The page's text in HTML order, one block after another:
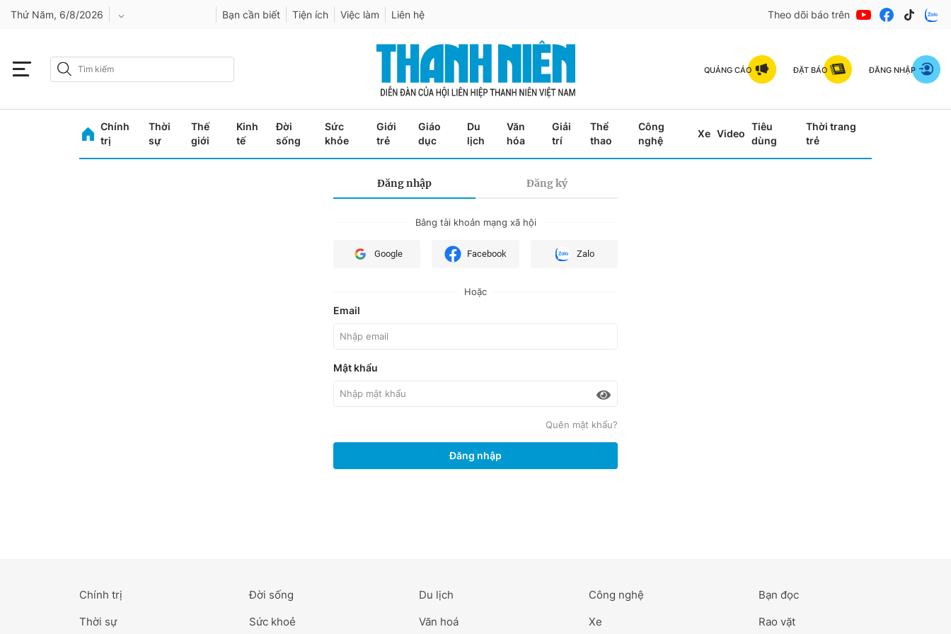
Thứ Năm, 6/8/2026
Bình Phước
Bạn cần biết Tiện ích Việc làm Liên hệ Theo dõi báo trên
QUẢNG CÁO ĐẶT BÁO ĐĂNG NHẬP
Chính
trị
Thời
sự
Thế
giới
Kinh
tế
Đời
sống
Sức
khỏe
Giới
trẻ
Giáo
dục
Du
lịch
Văn
hóa
Giải
trí
Thể
thao
Công
nghệ
Xe Video
Tiêu
dùng
Thời trang
trẻ
Đăng nhập Đăng ký
Bằng tài khoản mạng xã hội
Google Facebook Zalo
Hoặc
Email
Mật khẩu
Quên mật khẩu?
Đăng nhập
Chính trị
Thời sự
Đời sống
Sức khoẻ
Du lịch
Văn hoá
Công nghệ
Xe
Bạn đọc
Rao vặt